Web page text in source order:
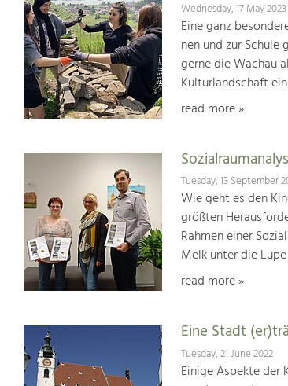
Wednesday, 17 May 2023
Eine ganz
nen und zur
gerne die Wachau
Kulturlandschaft
read more »
Tuesday, 13 September
Wie geht es den
größten
Rahmen einer
Melk unter die
read more »
Eine Stadt
Tuesday, 21 June 2022
Einige Aspekte der